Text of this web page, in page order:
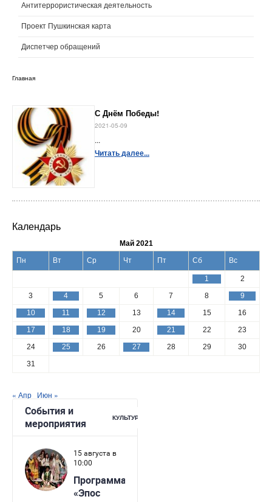
Антитеррористическая деятельность
Проект Пушкинская карта
Диспетчер обращений
Главная
С Днём Победы!
2021-05-09
...
Читать далее...
Календарь
Май 2021
Пн
Вт Ср Чт Пт Сб Вс
1
2
3
4 5 6 7 8
9
10
11 12 13 14 15
16
17
18 19 20 21 22
23
24
25 26 27 28 29
30
31
« Апр Июн »